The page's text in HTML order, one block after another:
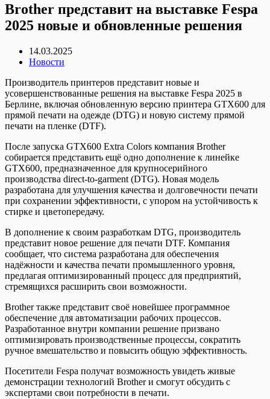
Brother представит на выставке Fespa
2025 новые и обновленные решения
14.03.2025
Новости
Производитель принтеров представит новые и
усовершенствованные решения на выставке Fespa 2025 в
Берлине, включая обновленную версию принтера GTX600 для
прямой печати на одежде (DTG) и новую систему прямой
печати на пленке (DTF).
После запуска GTX600 Extra Colors компания Brother
собирается представить ещё одно дополнение к линейке
GTX600, предназначенное для крупносерийного
производства direct-to-garment (DTG). Новая модель
разработана для улучшения качества и долговечности печати
при сохранении эффективности, с упором на устойчивость к
стирке и цветопередачу.
В дополнение к своим разработкам DTG, производитель
представит новое решение для печати DTF. Компания
сообщает, что система разработана для обеспечения
надёжности и качества печати промышленного уровня,
предлагая оптимизированный процесс для предприятий,
стремящихся расширить свои возможности.
Brother также представит своё новейшее программное
обеспечение для автоматизации рабочих процессов.
Разработанное внутри компании решение призвано
оптимизировать производственные процессы, сократить
ручное вмешательство и повысить общую эффективность.
Посетители Fespa получат возможность увидеть живые
демонстрации технологий Brother и смогут обсудить с
экспертами свои потребности в печати.